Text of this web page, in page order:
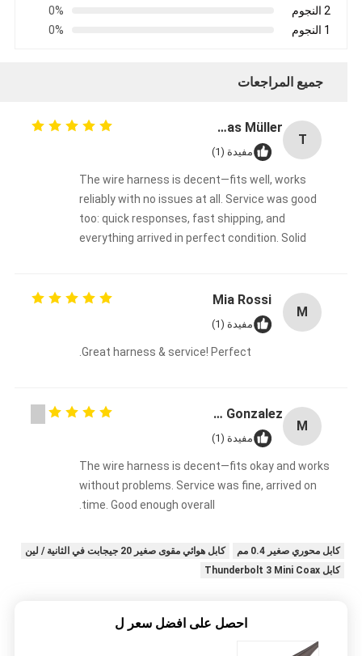
2 النجوم
0%
1 النجوم
0%
جميع المراجعات
T
Thomas Müller
مفيدة (1)
The wire harness is decent—fits well, works
reliably with no issues at all. Service was good
too: quick responses, fast shipping, and
everything arrived in perfect condition. Solid
M
Mia Rossi
مفيدة (1)
Great harness & service! Perfect.
M
Maria Gonzalez
مفيدة (1)
The wire harness is decent—fits okay and works
without problems. Service was fine, arrived on
time. Good enough overall.
كابل محوري صغير 0.4 مم
كابل هوائي مقوى صغير 20 جيجابت في الثانية / لين
كابل Thunderbolt 3 Mini Coax
احصل على افضل سعر ل